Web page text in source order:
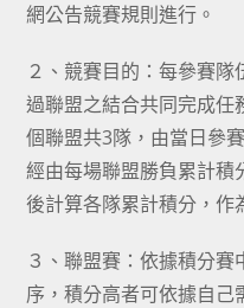
網公告競賽規則進行。
２、競賽目的：每參賽
過聯盟之結合共同完成
個聯盟共3隊，由當日參
經由每場聯盟勝負累計積
後計算各隊累計積分，作
３、聯盟賽：依據積分
序，積分高者可依據自己